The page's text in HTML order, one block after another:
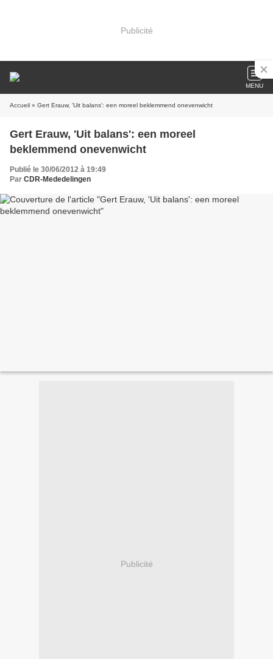
Publicité
MENU
Accueil » Gert Erauw, 'Uit balans': een moreel beklemmend onevenwicht
Gert Erauw, 'Uit balans': een moreel
beklemmend onevenwicht
Publié le 30/06/2012 à 19:49
Par CDR-Mededelingen
Publicité